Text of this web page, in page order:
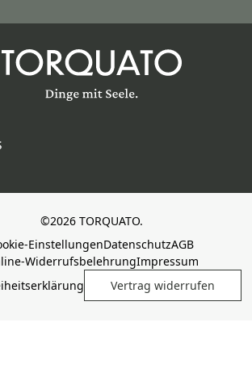
©2026 TORQUATO.
EinstellungenDatenschutzAGB
WiderrufsbelehrungImpressum
Vertrag widerrufen